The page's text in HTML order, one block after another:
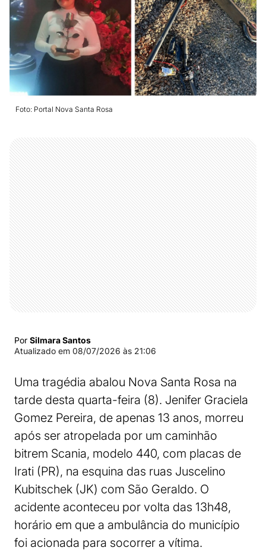
Foto: Portal Nova Santa Rosa
Por Silmara Santos
Atualizado em 08/07/2026 às 21:06
Uma tragédia abalou Nova Santa Rosa na
tarde desta quarta-feira (8). Jenifer Graciela
Gomez Pereira, de apenas 13 anos, morreu
após ser atropelada por um caminhão
bitrem Scania, modelo 440, com placas de
Irati (PR), na esquina das ruas Juscelino
Kubitschek (JK) com São Geraldo. O
acidente aconteceu por volta das 13h48,
horário em que a ambulância do município
foi acionada para socorrer a vítima.